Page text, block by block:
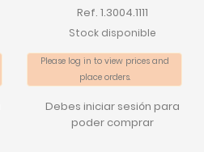
Ref. 1.3004.1111
Stock disponible
Please log in to view prices and
place orders.
Debes iniciar sesión para
poder comprar